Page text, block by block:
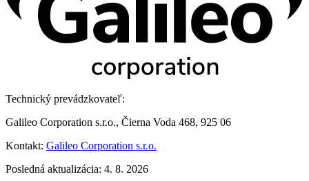
Technický prevádzkovateľ:
Galileo Corporation s.r.o., Čierna Voda 468, 925 06
Kontakt: Galileo Corporation s.r.o.
Posledná aktualizácia: 4. 8. 2026